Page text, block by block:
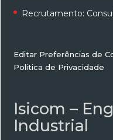
Recrutamento:
Editar Preferências de
Politica de Privacidade
Isicom –
Industrial